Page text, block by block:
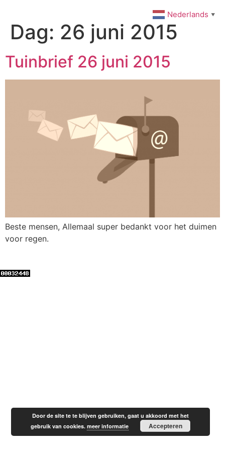
inhoudDag: 26 juni 2015
Tuinbrief 26 juni 2015
Beste mensen, Allemaal super bedankt voor het duimen
voor regen.
Nederlands ▼
Door de site te te blijven gebruiken, gaat u akkoord met het
gebruik van cookies.meer informatie Accepteren